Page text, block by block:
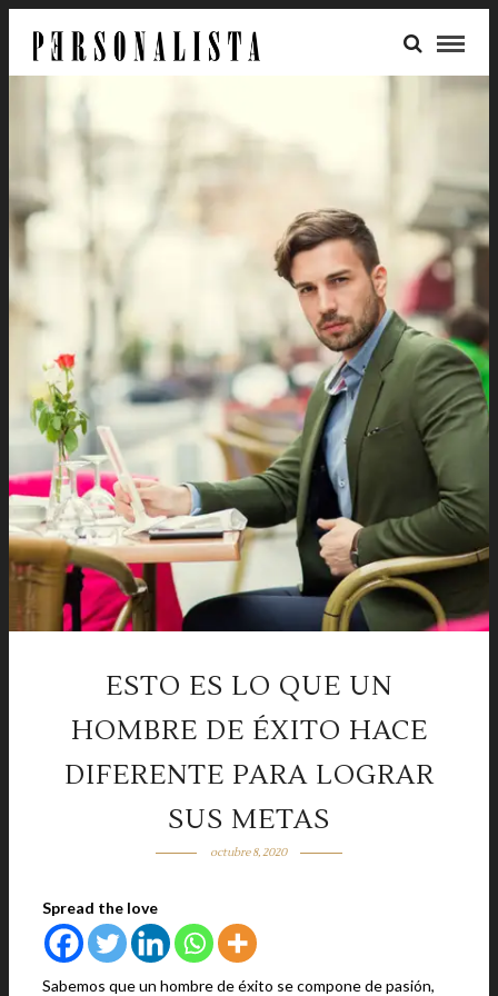
ESTO ES LO QUE UN
HOMBRE DE ÉXITO HACE
DIFERENTE PARA LOGRAR
SUS METAS
octubre 8, 2020
Spread the love
Sabemos que un hombre de éxito se compone de pasión,